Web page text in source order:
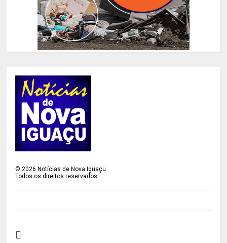
©2026 Notícias de Nova Iguaçu
Todos os direitos reservados.